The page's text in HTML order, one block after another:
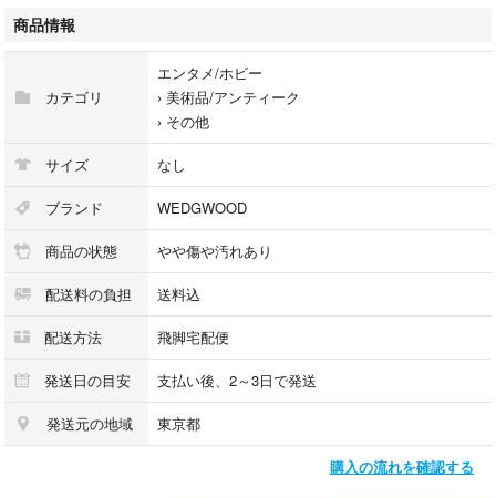
色移り小
□□□ 状態ランクについて □□□
【S】 未使用品（展示品など）
【A】 傷汚れが少なく状態の良い商品
【B】 程よい使用感や多少の傷、汚れはあるが程度良好の商品
【C】 使用感の他、目立つ傷や汚れが見れる商品
【D】 かなり大きな痛みがある難あり商品
※記載させていただきました状態説明・ランクは、あくまで弊社基準にて
判断したものとなります。
その為、個人差による主観の差が生じる場合も御座いますので、あらかじ
pleasure（株式会社peace）が販売しています。
出品中の商品につきましては全て正規品(本物）でございます。
（古物許可証第305521507463東京都公安委員会）
商品情報
カテゴリ
エンタメ/ホビー
› 美術品/アンティーク
› その他
サイズ なし
ブランド WEDGWOOD
商品の状態 やや傷や汚れあり
配送料の負担 送料込
配送方法 飛脚宅配便
発送日の目安 支払い後、2～3日で発送
発送元の地域 東京都
購入の流れを確認する